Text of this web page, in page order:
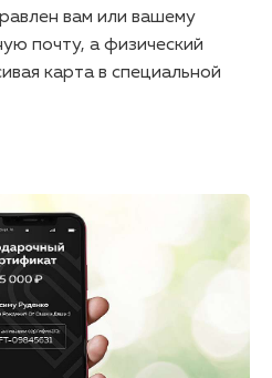
вам или вашему
почту, а физический
карта в специальной